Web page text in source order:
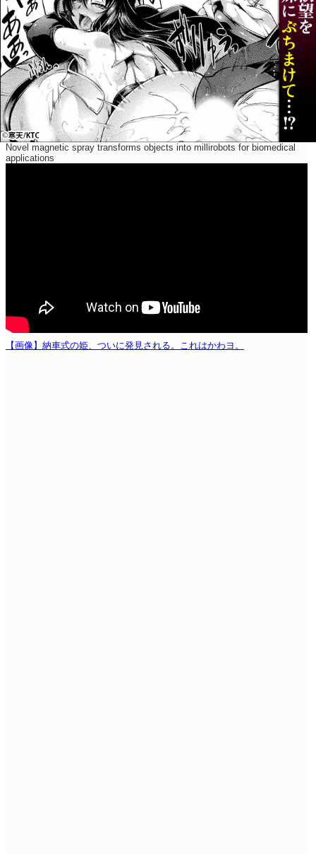
Novel magnetic spray transforms objects into millirobots for biomedical
applications
【画像】納車式の姫、ついに発見される。これはかわヨ。